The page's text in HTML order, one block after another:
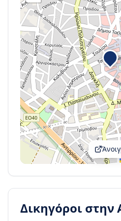
Δικηγόροι στην